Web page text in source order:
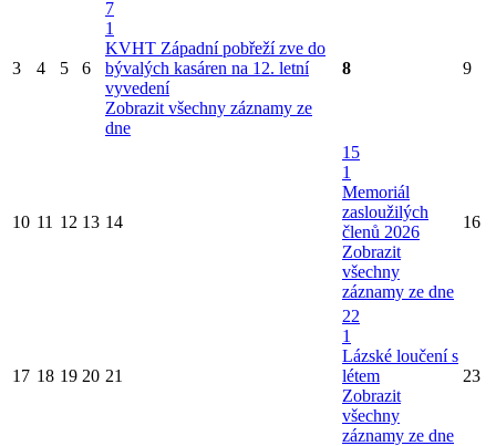
3 4 5 6
7
1
KVHT Západní pobřeží zve do
bývalých kasáren na 12. letní
vyvedení
Zobrazit všechny záznamy ze
dne
8 9
10 11 12 13 14
15
1
Memoriál
zasloužilých
členů 2026
Zobrazit
všechny
záznamy ze dne
16
17 18 19 20 21
22
1
Lázské loučení s
létem
Zobrazit
všechny
záznamy ze dne
23